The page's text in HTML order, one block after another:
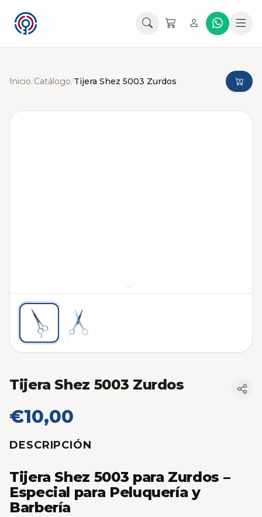
Inicio/Catálogo/Tijera Shez 5003 Zurdos
Tijera Shez 5003 Zurdos
€10,00
DESCRIPCIÓN
Tijera Shez 5003 para Zurdos –
Especial para Peluquería y
Barbería